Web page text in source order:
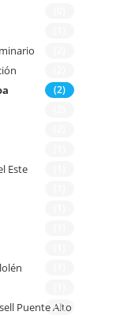
(2)
Este
Puente Alto
(1)